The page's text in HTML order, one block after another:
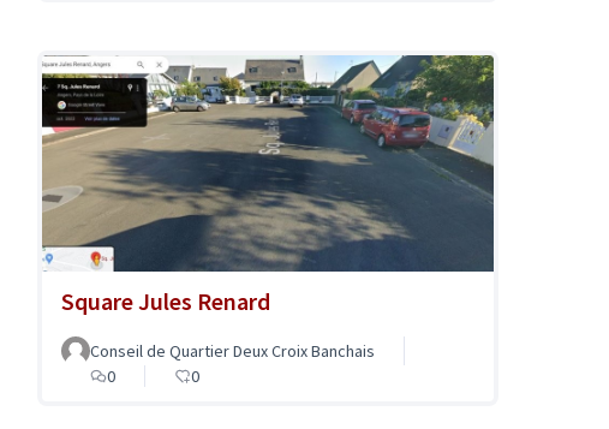
Square Jules Renard
Conseil de Quartier Deux Croix Banchais
0
0